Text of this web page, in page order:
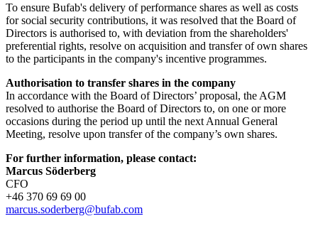
To ensure Bufab's delivery of performance shares as well as costs
for social security contributions, it was resolved that the Board of
Directors is authorised to, with deviation from the shareholders'
preferential rights, resolve on acquisition and transfer of own shares
to the participants in the company's incentive programmes.
Authorisation to transfer shares in the company
In accordance with the Board of Directors’ proposal, the AGM
resolved to authorise the Board of Directors to, on one or more
occasions during the period up until the next Annual General
Meeting, resolve upon transfer of the company’s own shares.
For further information, please contact:
Marcus Söderberg
CFO
+46 370 69 69 00
marcus.soderberg@bufab.com